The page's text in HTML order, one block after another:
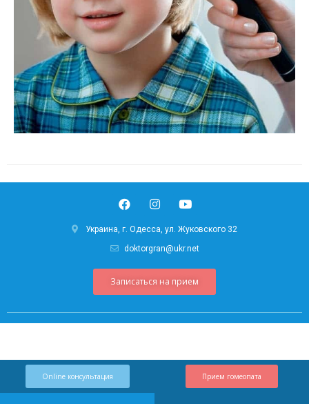
Украина, г. Одесса, ул. Жуковского 32
doktorgran@ukr.net
Записаться на прием
Online консультация Прием гомеопата